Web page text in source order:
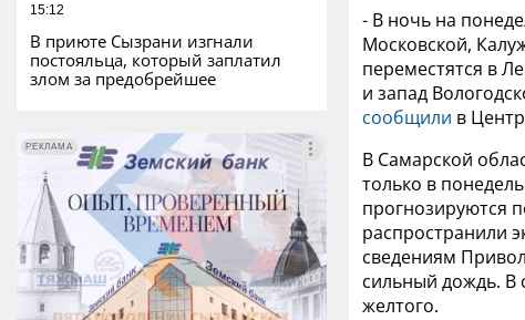
15:12
В приюте Сызрани изгнали
постояльца, который заплатил
злом за предобрейшее
РЕКЛАМА
РЕКЛАМА
- В ночь на
Московской,
переместятся в
и запад
сообщили в
В Самарской
только в
прогнозируются
распространили
сведениям
сильный дождь. В
желтого.